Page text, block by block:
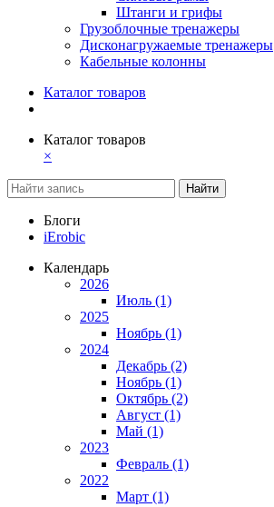
Штанги и грифы
Грузоблочные тренажеры
Дисконагружаемые тренажеры
Кабельные колонны
Каталог товаров
Каталог товаров
×
Найти
Блоги
iErobic
Календарь
2026
Июль (1)
2025
Ноябрь (1)
2024
Декабрь (2)
Ноябрь (1)
Октябрь (2)
Август (1)
Май (1)
2023
Февраль (1)
2022
Март (1)